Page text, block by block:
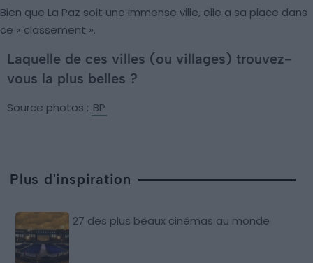
Bien que La Paz soit une immense ville, elle a sa place dans
ce « classement ».
Laquelle de ces villes (ou villages) trouvez-
vous la plus belles ?
Source photos : BP
Plus d'inspiration
27 des plus beaux cinémas au monde